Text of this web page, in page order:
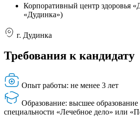
Корпоративный центр здоровья
«Дудинка»)
г. Дудинка
Требования к кандидату
Опыт работы: не менее 3 лет
Образование: высшее
специальности «Лечебное дело» или